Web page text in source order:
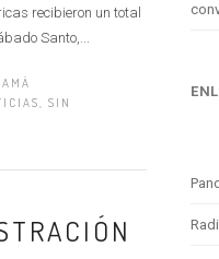
recibieron un total
Santo,...
, SIN